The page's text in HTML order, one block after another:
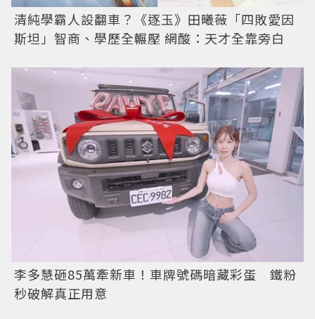
清純學霸人設翻車？《逐玉》田曦薇「四敗愛因
斯坦」智商、學歷全輾壓 網酸：天才全靠旁白
李多慧砸85萬牽新車！車牌號碼暗藏彩蛋 鐵粉
秒破解真正用意